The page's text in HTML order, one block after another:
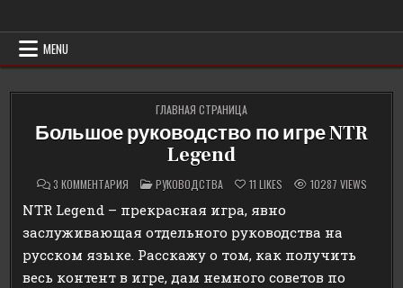
to
contentMENU
ГЛАВНАЯ СТРАНИЦА
Большое руководство по игре NTR
Legend
3 КОММЕНТАРИЯК
ЗАПИСИ
БОЛЬШОЕ
РУКОВОДСТВО
ИГРЕ
NTR
LEGEND
POSTED
IN
РУКОВОДСТВА 11 LIKES 10287 VIEWS
NTR Legend – прекрасная игра, явно
заслуживающая отдельного руководства на
русском языке. Расскажу о том, как получить
весь контент в игре, дам немного советов по